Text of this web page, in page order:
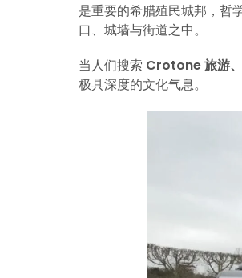
是重要的希腊殖民城邦，哲
口、城墙与街道之中。
当人们搜索 Crotone 旅游、
极具深度的文化气息。